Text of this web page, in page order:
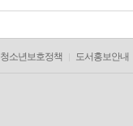
청소년보호정책 도서홍보안내